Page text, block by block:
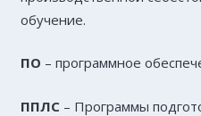
обучение.
ПО – программное
ППЛС – Программы